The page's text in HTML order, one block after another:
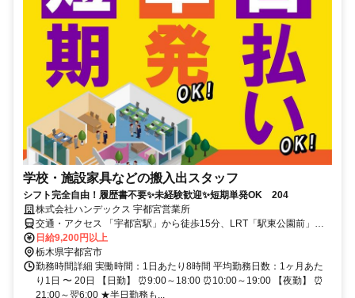
学校・施設家具などの搬入出スタッフ
シフト完全自由！履歴書不要✨未経験歓迎✨短期単発OK 204
株式会社ハンデックス 宇都宮営業所
交通・アクセス 「宇都宮駅」から徒歩15分、LRT「駅東公園前」か
ら徒歩5分
日給9,200円以上
栃木県宇都宮市
勤務時間詳細 実働時間：1日あたり8時間 平均勤務日数：1ヶ月あた
り1日 〜 20日 【日勤】 ⏰9:00～18:00 ⏰10:00～19:00 【夜勤】 ⏰
21:00～翌6:00 ★半日勤務も...